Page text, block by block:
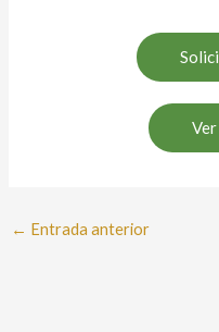
← Entrada anterior